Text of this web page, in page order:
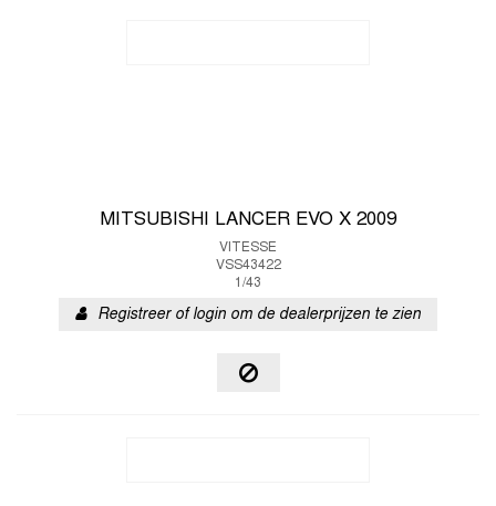
MITSUBISHI LANCER EVO X 2009
VITESSE
VSS43422
1/43
Registreer of login om de dealerprijzen te zien